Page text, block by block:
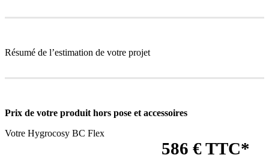
Résumé de l’estimation de votre projet
Prix de votre produit hors pose et accessoires
Votre Hygrocosy BC Flex
586 € TTC*